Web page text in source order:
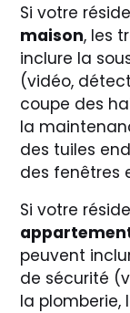
Si votre
maison, les
inclure la
(vidéo,
coupe des
la
des tuiles
des fenêtres
Si votre
peuvent
de sécurité
la plomberie,